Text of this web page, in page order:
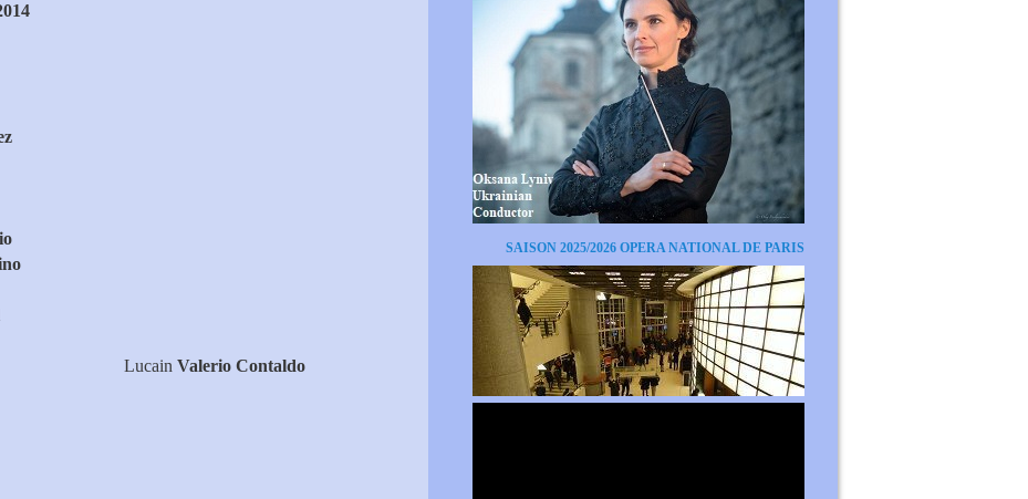
Lucain Valerio Contaldo
SAISON 2025/2026 OPERA NATIONAL DE PARIS